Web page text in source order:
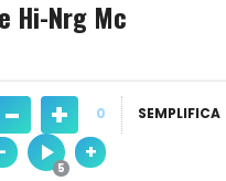
Hi-Nrg Mc
- + 0 SEMPLIFICA
+